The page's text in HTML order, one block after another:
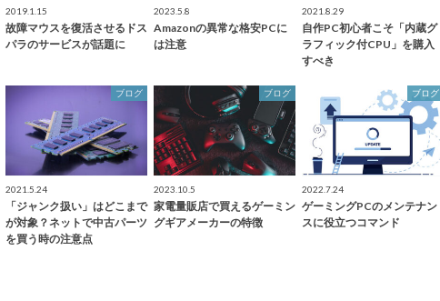
2019.1.15
故障マウスを復活させるドス
パラのサービスが話題に
2023.5.8
Amazonの異常な格安PCに
は注意
2021.8.29
自作PC初心者こそ「内蔵グ
ラフィック付CPU」を購入
すべき
ブログ
2021.5.24
「ジャンク扱い」はどこまで
が対象？ネットで中古パーツ
を買う時の注意点
ブログ
2023.10.5
家電量販店で買えるゲーミン
グギアメーカーの特徴
ブログ
2022.7.24
ゲーミングPCのメンテナン
スに役立つコマンド